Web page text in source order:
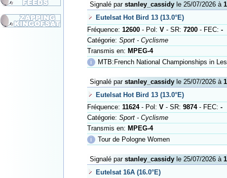
Signalé par stanley_cassidyle 25/07/2026 à
Eutelsat Hot Bird 13 (13.0°E)
Fréquence: 12600- Pol: V- SR: 7200- FEC: -
Catégorie: Sport - Cyclisme
Transmis en: MPEG-4
ℹ
MTB:French National Championships in
Signalé par stanley_cassidyle 25/07/2026 à
Eutelsat Hot Bird 13 (13.0°E)
Fréquence: 11624- Pol: V- SR: 9874- FEC: -
Catégorie: Sport - Cyclisme
Transmis en: MPEG-4
ℹ
Tour de Pologne Women
Signalé par stanley_cassidyle 25/07/2026 à
Eutelsat 16A (16.0°E)